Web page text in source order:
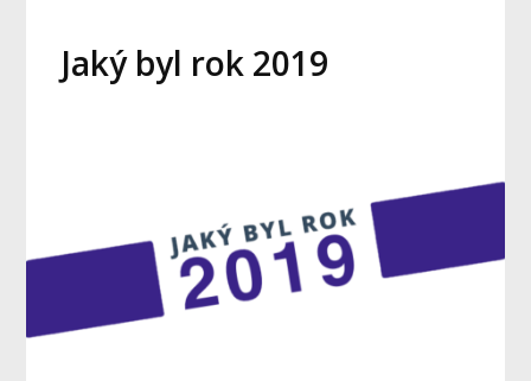
Jaký byl rok 2019